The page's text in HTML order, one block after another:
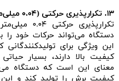
۱۳. تکرارپذیری حرکتی (۰.۰۴ میلی‌متر)
تکرارپذیری
دستگاه می‌تواند حرکات خود را
این ویژگی برای تولیدکنندگانی
کیفیت بالا دارند، بسیار
معنای این است که دستگاه
کیفیت برش را تولید کند و